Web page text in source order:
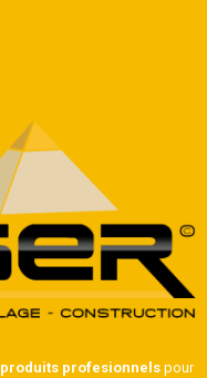
produits profesionnelspour